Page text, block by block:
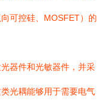
可控硅、MOSFET）的
器件和光敏器件，并采
光耦能够用于需要电气